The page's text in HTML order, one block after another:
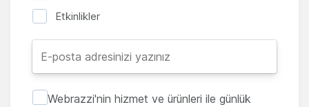
Etkinlikler
Webrazzi'nin hizmet ve ürünleri ile günlük